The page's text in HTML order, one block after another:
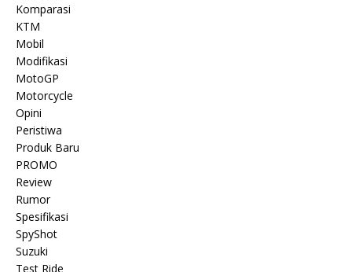
Komparasi
KTM
Mobil
Modifikasi
MotoGP
Motorcycle
Opini
Peristiwa
Produk Baru
PROMO
Review
Rumor
Spesifikasi
SpyShot
Suzuki
Test Ride